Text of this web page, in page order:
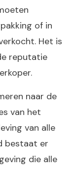
of in
Het is
reputatie
naar de
van het
van alle
bestaat er
die alle